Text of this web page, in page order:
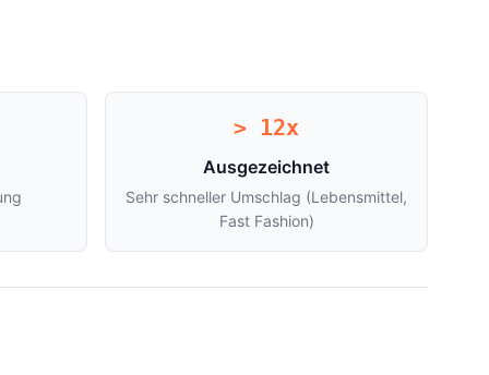
> 12x
Ausgezeichnet
Sehr schneller Umschlag (Lebensmittel,
Fast Fashion)